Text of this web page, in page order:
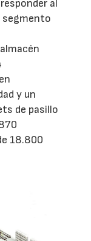
al
segmento
y un
de pasillo
18.800